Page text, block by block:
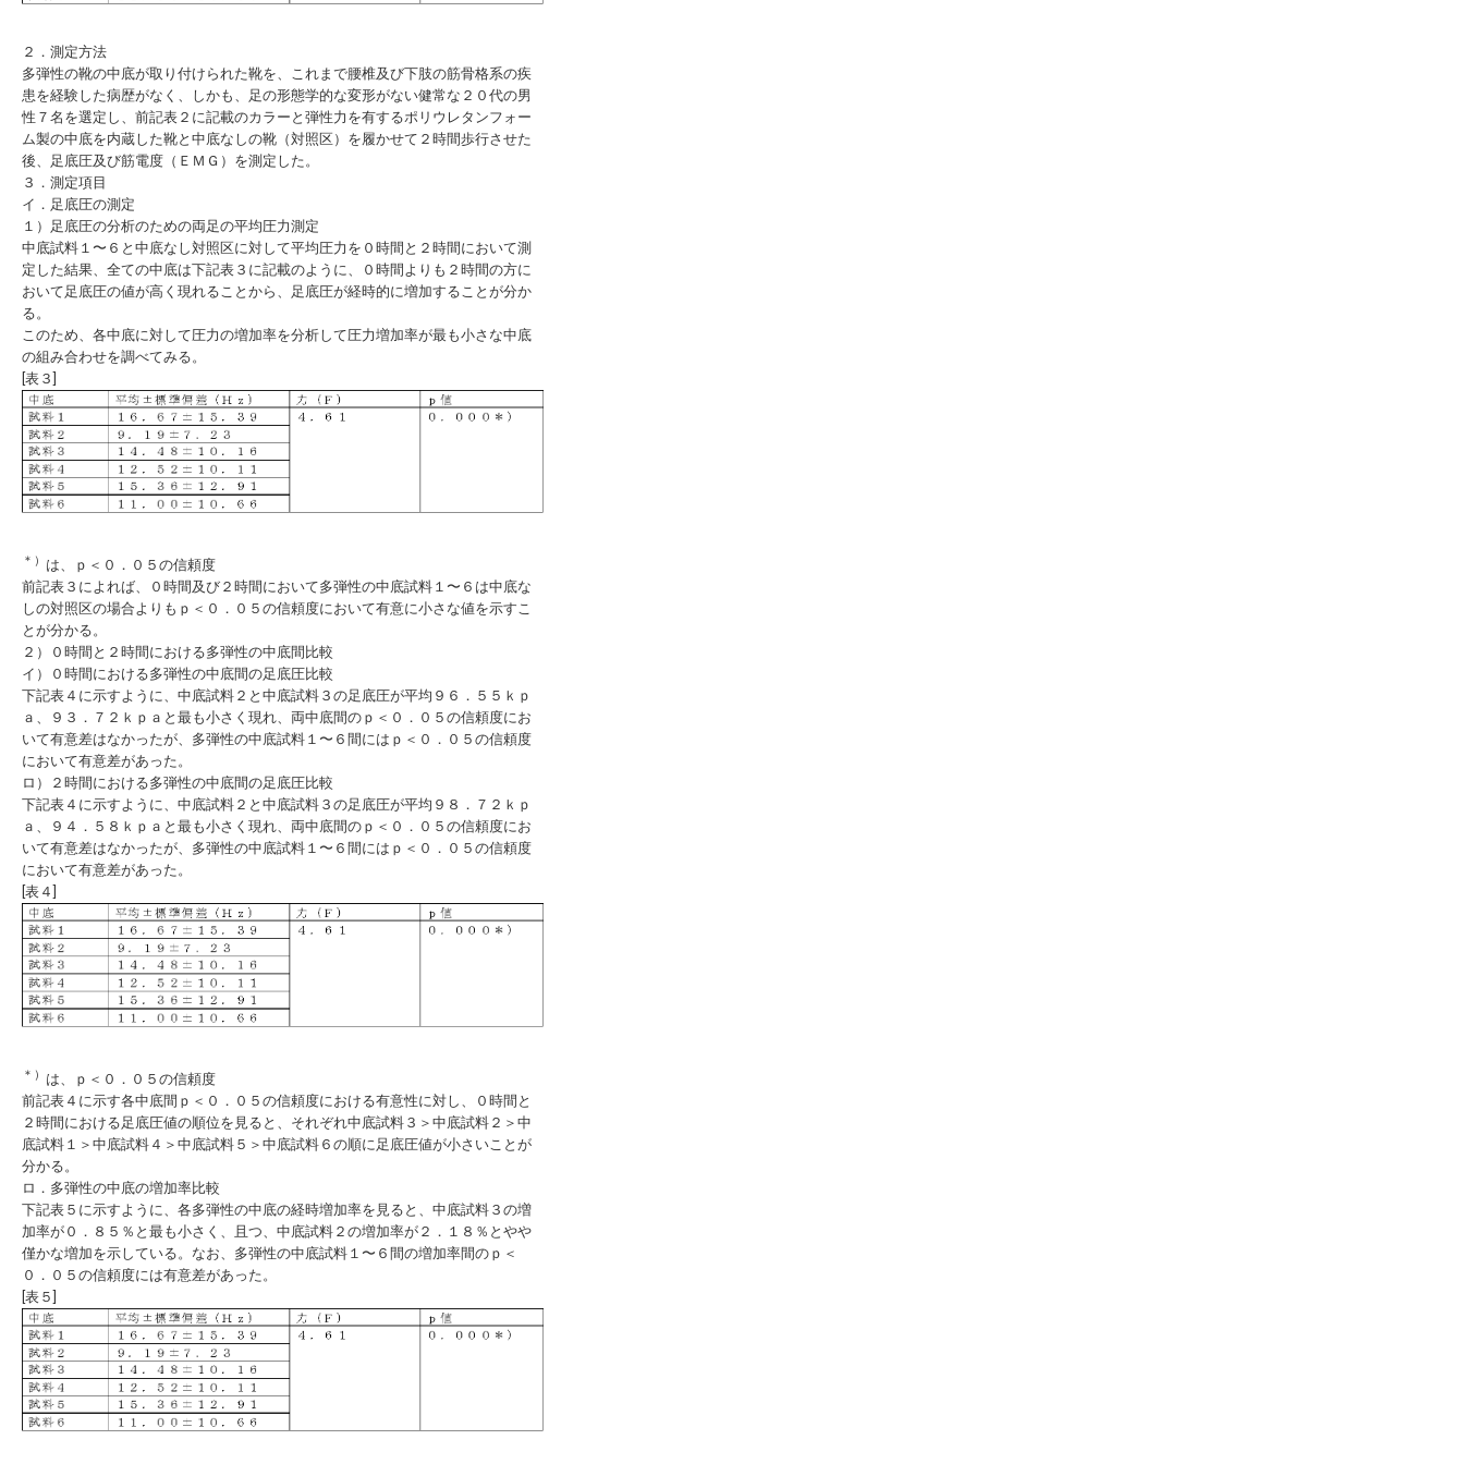
２．測定方法
多弾性の靴の中底が取り付けられた靴を、これまで腰椎及び下肢の筋骨格系の疾
患を経験した病歴がなく、しかも、足の形態学的な変形がない健常な２０代の男
性７名を選定し、前記表２に記載のカラーと弾性力を有するポリウレタンフォー
ム製の中底を内蔵した靴と中底なしの靴（対照区）を履かせて２時間歩行させた
後、足底圧及び筋電度（ＥＭＧ）を測定した。
３．測定項目
イ．足底圧の測定
１）足底圧の分析のための両足の平均圧力測定
中底試料１〜６と中底なし対照区に対して平均圧力を０時間と２時間において測
定した結果、全ての中底は下記表３に記載のように、０時間よりも２時間の方に
おいて足底圧の値が高く現れることから、足底圧が経時的に増加することが分か
る。
このため、各中底に対して圧力の増加率を分析して圧力増加率が最も小さな中底
の組み合わせを調べてみる。
[表３]
＊） は、ｐ＜０．０５の信頼度
前記表３によれば、０時間及び２時間において多弾性の中底試料１〜６は中底な
しの対照区の場合よりもｐ＜０．０５の信頼度において有意に小さな値を示すこ
とが分かる。
２）０時間と２時間における多弾性の中底間比較
イ）０時間における多弾性の中底間の足底圧比較
下記表４に示すように、中底試料２と中底試料３の足底圧が平均９６．５５ｋｐ
ａ、９３．７２ｋｐａと最も小さく現れ、両中底間のｐ＜０．０５の信頼度にお
いて有意差はなかったが、多弾性の中底試料１〜６間にはｐ＜０．０５の信頼度
において有意差があった。
ロ）２時間における多弾性の中底間の足底圧比較
下記表４に示すように、中底試料２と中底試料３の足底圧が平均９８．７２ｋｐ
ａ、９４．５８ｋｐａと最も小さく現れ、両中底間のｐ＜０．０５の信頼度にお
いて有意差はなかったが、多弾性の中底試料１〜６間にはｐ＜０．０５の信頼度
において有意差があった。
[表４]
＊） は、ｐ＜０．０５の信頼度
前記表４に示す各中底間ｐ＜０．０５の信頼度における有意性に対し、０時間と
２時間における足底圧値の順位を見ると、それぞれ中底試料３＞中底試料２＞中
底試料１＞中底試料４＞中底試料５＞中底試料６の順に足底圧値が小さいことが
分かる。
ロ．多弾性の中底の増加率比較
下記表５に示すように、各多弾性の中底の経時増加率を見ると、中底試料３の増
加率が０．８５％と最も小さく、且つ、中底試料２の増加率が２．１８％とやや
僅かな増加を示している。なお、多弾性の中底試料１〜６間の増加率間のｐ＜
０．０５の信頼度には有意差があった。
[表５]